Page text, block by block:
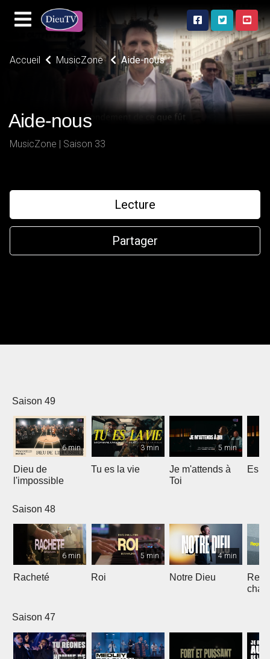
Accueil MusicZone Aide-nous
Aide-nous
MusicZone | Saison 33
Lecture
Partager
Saison 49
6 min
Dieu de
l'impossible
3 min
Tu es la vie
5 min
Je m'attends à
Toi
Saison 48
6 min
Racheté
5 min
Roi
4 min
Notre Dieu
chant
Saison 47